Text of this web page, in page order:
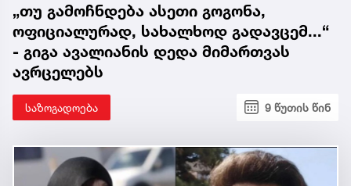
„თუ გამოჩნდება ასეთი გოგონა,
ოფიციალურად, სახალხოდ გადავცემ...“
- გიგა ავალიანის დედა მიმართვას
ავრცელებს
საზოგადოება 9 წუთის წინ